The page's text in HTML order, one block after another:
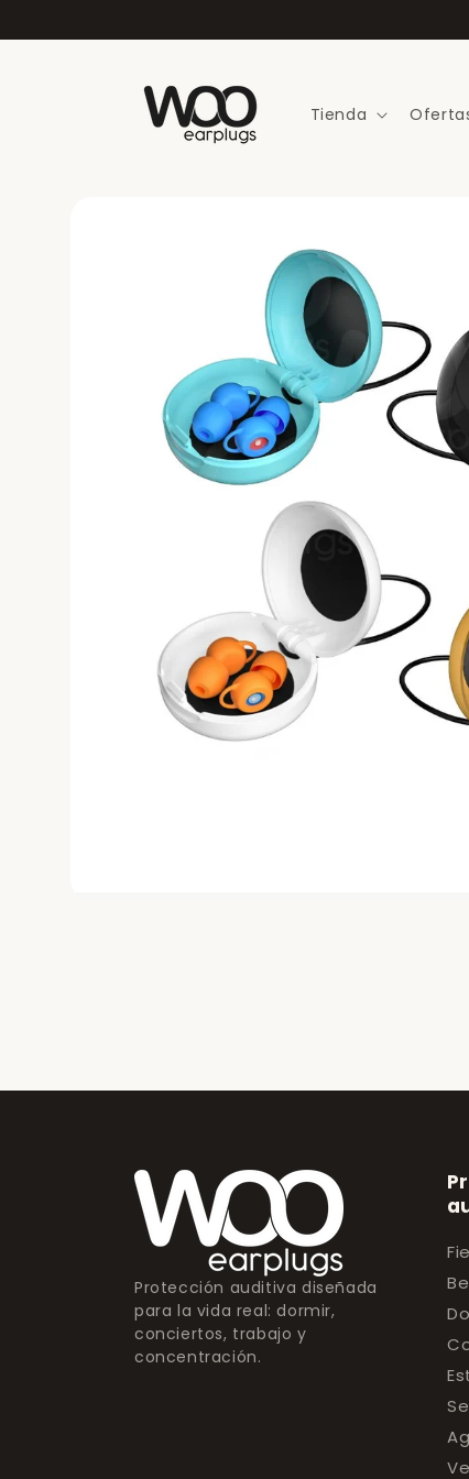
al contenido
Tienda
Protección auditiva diseñada
para la vida real: dormir,
conciertos, trabajo y
concentración.